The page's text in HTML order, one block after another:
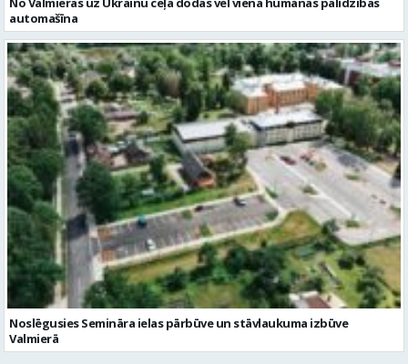
automašīna
Noslēgusies Semināra ielas pārbūve un stāvlaukuma izbūve
Valmierā